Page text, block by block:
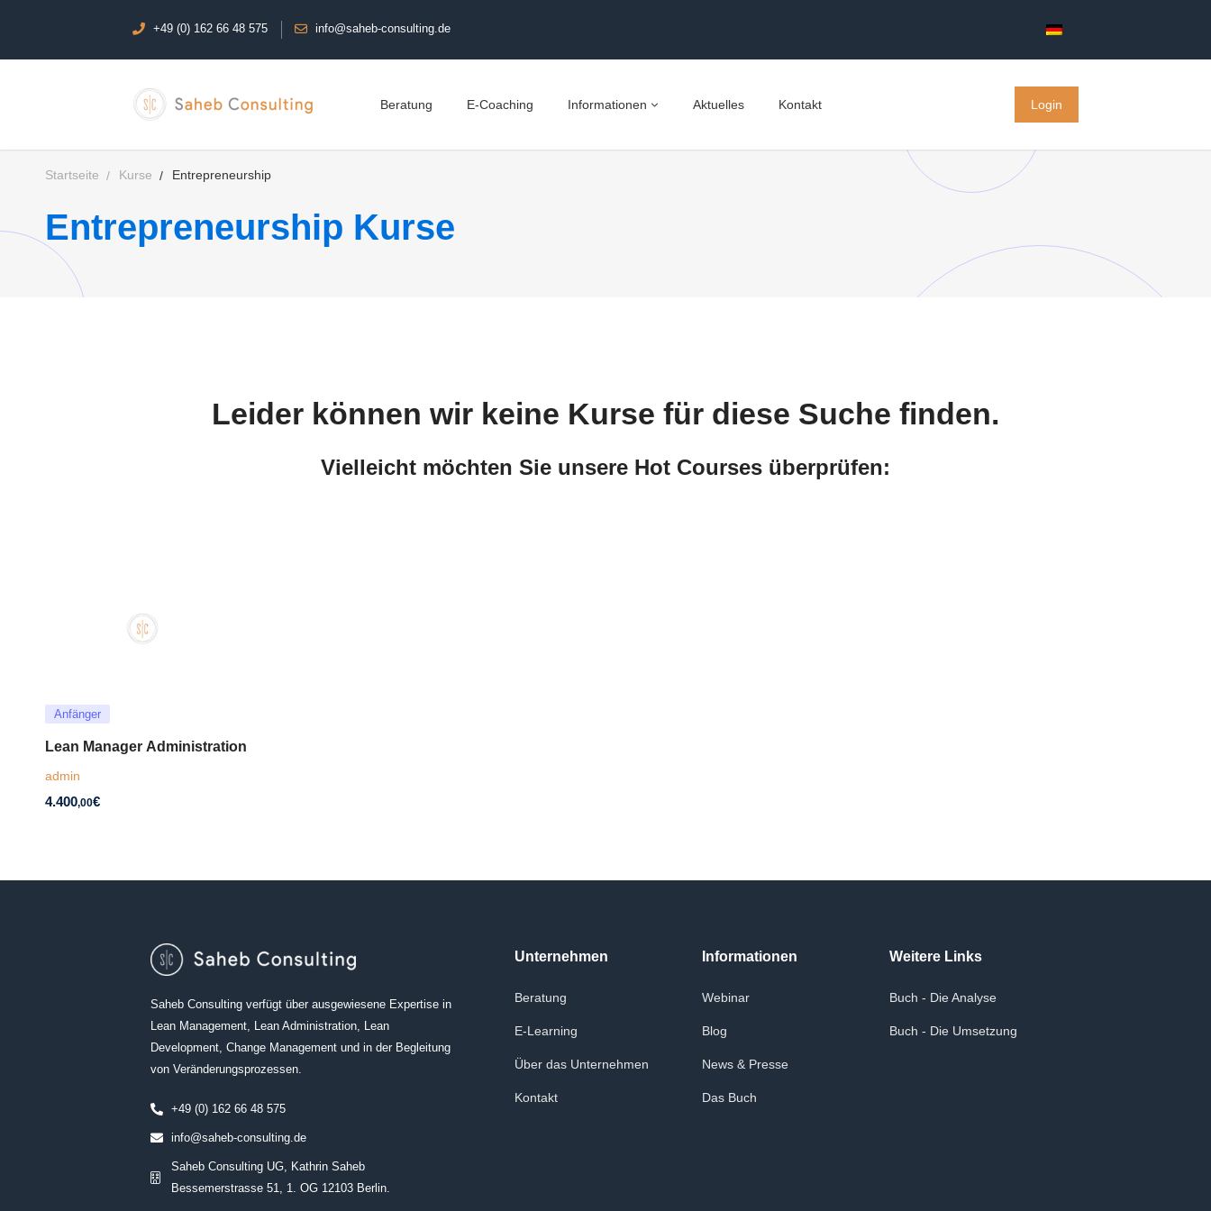
+49 (0) 162 66 48 575 info@saheb-consulting.de
Beratung E-Coaching Informationen Aktuelles Kontakt Login
Startseite Kurse Entrepreneurship
Entrepreneurship Kurse
Leider können wir keine Kurse für diese Suche finden.
Vielleicht möchten Sie unsere Hot Courses überprüfen:
Anfänger
Lean Manager Administration
admin
4.400,00€
Saheb Consulting verfügt über ausgewiesene Expertise in
Lean Management, Lean Administration, Lean
Development, Change Management und in der Begleitung
von Veränderungsprozessen.
+49 (0) 162 66 48 575
info@saheb-consulting.de
Saheb Consulting UG, Kathrin Saheb
Bessemerstrasse 51, 1. OG 12103 Berlin.
Unternehmen
Beratung
E-Learning
Über das Unternehmen
Kontakt
Informationen
Webinar
Blog
News & Presse
Das Buch
Weitere Links
Buch - Die Analyse
Buch - Die Umsetzung